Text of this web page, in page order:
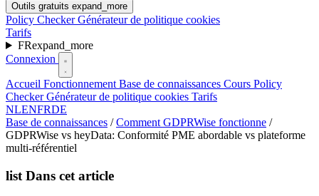
Outils gratuits expand_more
Policy CheckerGénérateur de politique cookies
Tarifs
FRexpand_more
Connexion
Accueil Fonctionnement Base de connaissances Cours Policy
CheckerGénérateur de politique cookies Tarifs
NLENFRDE
Base de connaissances / Comment GDPRWise fonctionne /
GDPRWise vs heyData: Conformité PME abordable vs plateforme
multi-référentiel
list Dans cet article